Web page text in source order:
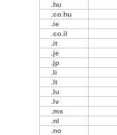
.hu
.co.hu
.ie
.co.il
.it
.je
.jp
.li
.lt
.lu
.lv
.ms
.nl
.no